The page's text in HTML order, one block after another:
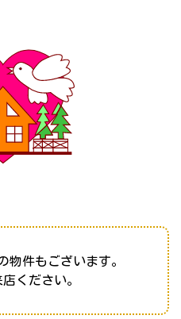
物件もございます。
ください。